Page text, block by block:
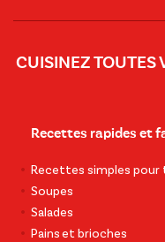
CUISINEZ TOUTES
Recettes rapides et
Recettes simples pour
Soupes
Salades
Pains et brioches